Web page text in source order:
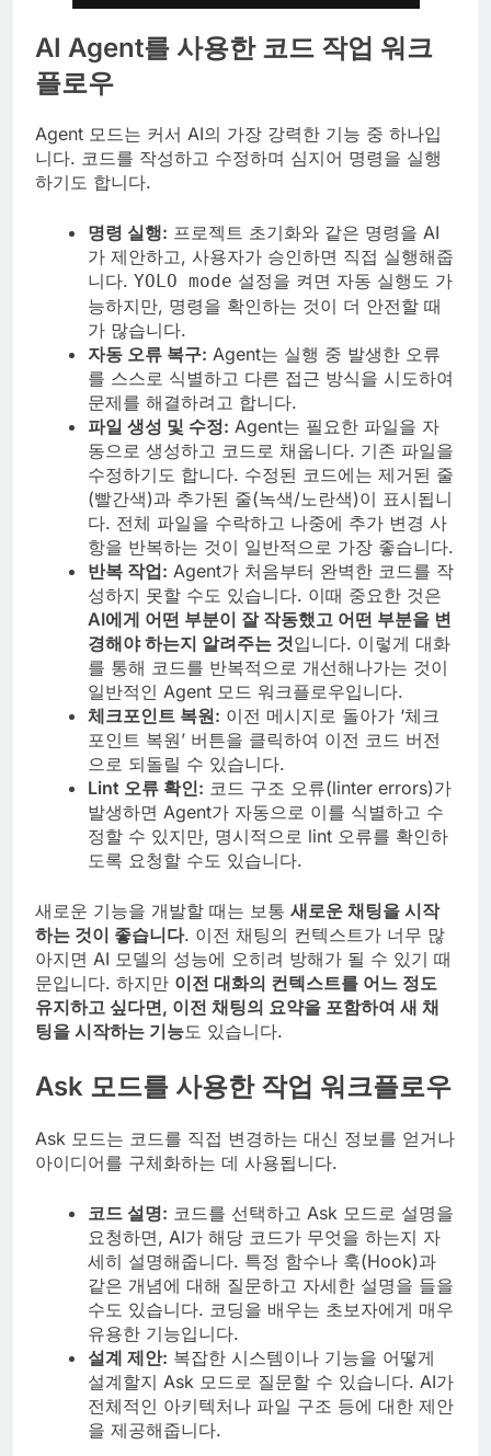
AI Agent를 사용한 코드 작업 워크
플로우
Agent 모드는 커서 AI의 가장 강력한 기능 중 하나입
니다. 코드를 작성하고 수정하며 심지어 명령을 실행
하기도 합니다.
명령 실행: 프로젝트 초기화와 같은 명령을 AI
가 제안하고, 사용자가 승인하면 직접 실행해줍
니다. YOLO mode 설정을 켜면 자동 실행도 가
능하지만, 명령을 확인하는 것이 더 안전할 때
가 많습니다.
자동 오류 복구: Agent는 실행 중 발생한 오류
를 스스로 식별하고 다른 접근 방식을 시도하여
문제를 해결하려고 합니다.
파일 생성 및 수정: Agent는 필요한 파일을 자
동으로 생성하고 코드로 채웁니다. 기존 파일을
수정하기도 합니다. 수정된 코드에는 제거된 줄
(빨간색)과 추가된 줄(녹색/노란색)이 표시됩니
다. 전체 파일을 수락하고 나중에 추가 변경 사
항을 반복하는 것이 일반적으로 가장 좋습니다.
반복 작업: Agent가 처음부터 완벽한 코드를 작
성하지 못할 수도 있습니다. 이때 중요한 것은
AI에게 어떤 부분이 잘 작동했고 어떤 부분을 변
경해야 하는지 알려주는 것입니다. 이렇게 대화
를 통해 코드를 반복적으로 개선해나가는 것이
일반적인 Agent 모드 워크플로우입니다.
체크포인트 복원: 이전 메시지로 돌아가 ‘체크
포인트 복원’ 버튼을 클릭하여 이전 코드 버전
으로 되돌릴 수 있습니다.
Lint 오류 확인: 코드 구조 오류(linter errors)가
발생하면 Agent가 자동으로 이를 식별하고 수
정할 수 있지만, 명시적으로 lint 오류를 확인하
도록 요청할 수도 있습니다.
새로운 기능을 개발할 때는 보통 새로운 채팅을 시작
하는 것이 좋습니다. 이전 채팅의 컨텍스트가 너무 많
아지면 AI 모델의 성능에 오히려 방해가 될 수 있기 때
문입니다. 하지만 이전 대화의 컨텍스트를 어느 정도
유지하고 싶다면, 이전 채팅의 요약을 포함하여 새 채
팅을 시작하는 기능도 있습니다.
Ask 모드를 사용한 작업 워크플로우
Ask 모드는 코드를 직접 변경하는 대신 정보를 얻거나
아이디어를 구체화하는 데 사용됩니다.
코드 설명: 코드를 선택하고 Ask 모드로 설명을
요청하면, AI가 해당 코드가 무엇을 하는지 자
세히 설명해줍니다. 특정 함수나 훅(Hook)과
같은 개념에 대해 질문하고 자세한 설명을 들을
수도 있습니다. 코딩을 배우는 초보자에게 매우
유용한 기능입니다.
설계 제안: 복잡한 시스템이나 기능을 어떻게
설계할지 Ask 모드로 질문할 수 있습니다. AI가
전체적인 아키텍처나 파일 구조 등에 대한 제안
을 제공해줍니다.